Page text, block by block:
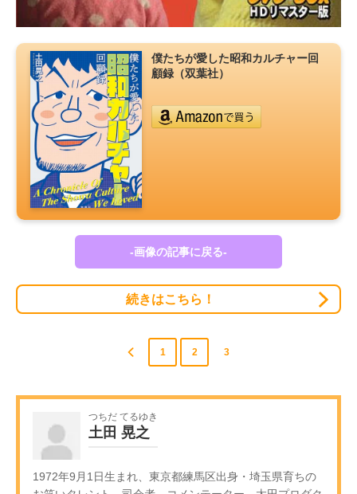
僕たちが愛した昭和カルチャー回
顧録（双葉社）
-画像の記事に戻る-
続きはこちら！
1 2 3
つちだ てるゆき
土田 晃之
1972年9月1日生まれ、東京都練馬区出身・埼玉県育ちの